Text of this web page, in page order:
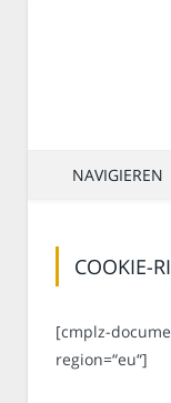
NAVIGIEREN
COOKIE-
[cmplz-
region=“eu“]